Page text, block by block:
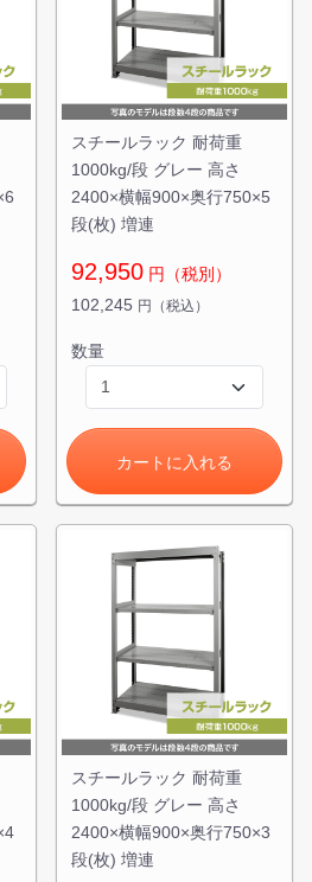
スチールラック 耐荷重
1000kg/段 グレー 高さ
2400×横幅900×奥行750×5
段(枚) 増連
92,950 円（税別）
102,245 円（税込）
数量
カートに入れる
スチールラック 耐荷重
1000kg/段 グレー 高さ
2400×横幅900×奥行750×3
段(枚) 増連
に追加しました。
場合、見積書にてお値引き保証い
お見積・ご注文を受け付けており
カートへ進む
い物を続ける